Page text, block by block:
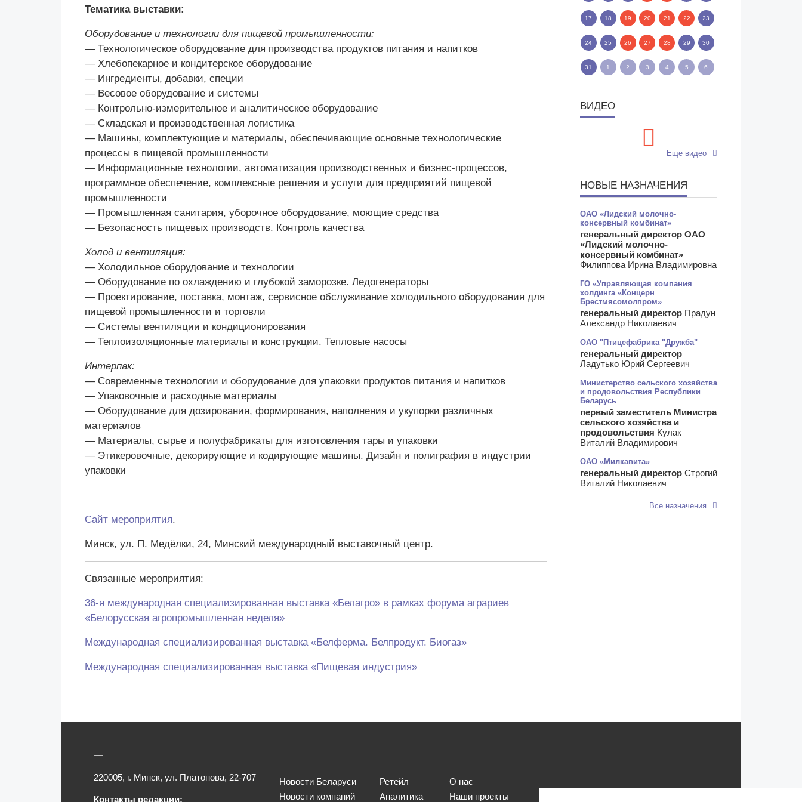
Тематика выставки:
Оборудование и технологии для пищевой промышленности:
— Технологическое оборудование для производства продуктов питания и напитков
— Хлебопекарное и кондитерское оборудование
— Ингредиенты, добавки, специи
— Весовое оборудование и системы
— Контрольно-измерительное и аналитическое оборудование
— Складская и производственная логистика
— Машины, комплектующие и материалы, обеспечивающие основные технологические
процессы в пищевой промышленности
— Информационные технологии, автоматизация производственных и бизнес-процессов,
программное обеспечение, комплексные решения и услуги для предприятий пищевой
промышленности
— Промышленная санитария, уборочное оборудование, моющие средства
— Безопасность пищевых производств. Контроль качества
Холод и вентиляция:
— Холодильное оборудование и технологии
— Оборудование по охлаждению и глубокой заморозке. Ледогенераторы
— Проектирование, поставка, монтаж, сервисное обслуживание холодильного оборудования для
пищевой промышленности и торговли
— Системы вентиляции и кондиционирования
— Теплоизоляционные материалы и конструкции. Тепловые насосы
Интерпак:
— Современные технологии и оборудование для упаковки продуктов питания и напитков
— Упаковочные и расходные материалы
— Оборудование для дозирования, формирования, наполнения и укупорки различных
материалов
— Материалы, сырье и полуфабрикаты для изготовления тары и упаковки
— Этикеровочные, декорирующие и кодирующие машины. Дизайн и полиграфия в индустрии
упаковки
Сайт мероприятия.
Минск, ул. П. Медёлки, 24, Минский международный выставочный центр.
Связанные мероприятия:
36-я международная специализированная выставка «Белагро» в рамках форума аграриев
«Белорусская агропромышленная неделя»
Международная специализированная выставка «Белферма. Белпродукт. Биогаз»
Международная специализированная выставка «Пищевая индустрия»
17 18 19 20 21 22 23
24 25 26 27 28 29 30
31 1 2 3 4 5 6
ВИДЕО
Еще видео
НОВЫЕ НАЗНАЧЕНИЯ
ОАО «Лидский молочно-
консервный комбинат»
генеральный директор ОАО
«Лидский молочно-
консервный комбинат»
Филиппова Ирина Владимировна
ГО «Управляющая компания
холдинга «Концерн
Брестмясомолпром»
генеральный директор Прадун
Александр Николаевич
ОАО "Птицефабрика "Дружба"
генеральный директор
Ладутько Юрий Сергеевич
Министерство сельского хозяйства
и продовольствия Республики
Беларусь
первый заместитель Министра
сельского хозяйства и
продовольствия Кулак
Виталий Владимирович
ОАО «Милкавита»
генеральный директор Строгий
Виталий Николаевич
Все назначения
220005, г. Минск, ул. Платонова, 22-707
Контакты редакции:
Новости Беларуси
Новости компаний
Ретейл
Аналитика
О нас
Наши проекты